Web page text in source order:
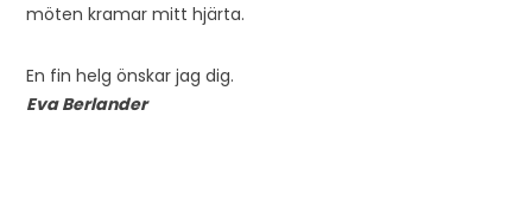
möten kramar mitt hjärta.
En fin helg önskar jag dig.
Eva Berlander